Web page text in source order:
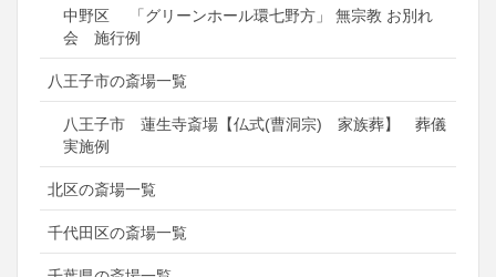
中野区 「グリーンホール環七野方」 無宗教 お別れ
会 施行例
八王子市の斎場一覧
八王子市 蓮生寺斎場【仏式(曹洞宗) 家族葬】 葬儀
実施例
北区の斎場一覧
千代田区の斎場一覧